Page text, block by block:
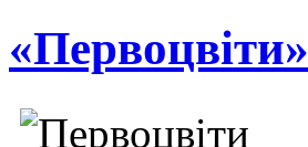
«Первоцвіти»